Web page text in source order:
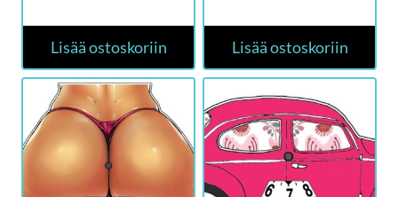
Lisää ostoskoriin Lisää ostoskoriin